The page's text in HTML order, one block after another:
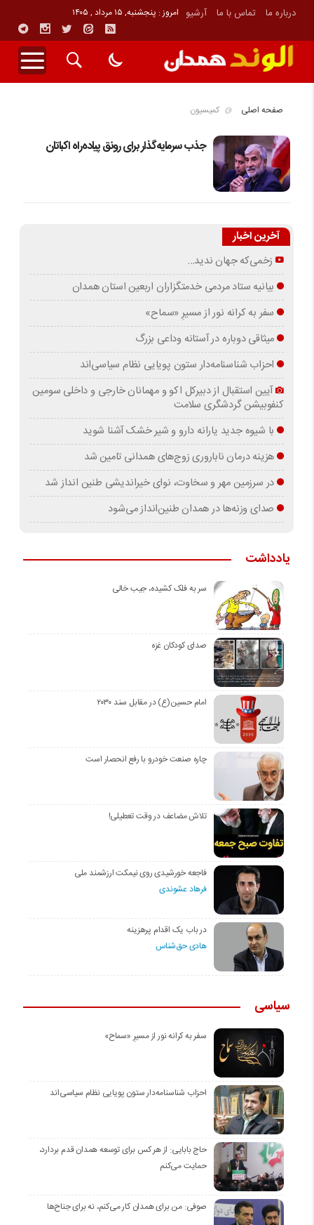
درباره ما تماس با ما آرشیو امروز : پنجشنبه, ۱۵ مرداد , ۱۴۰۵
صفحه اصلی کمیسیون
جذب سرمایه‌گذار برای رونق پیاده‌راه اکباتان
آخرین اخبار
زخمی‌که جهان ندید…
بیانیه ستاد مردمی خدمتگزاران اربعین استان همدان
سفر به کرانه‌ نور از مسیرِ «سماح»
میثاقی دوباره در آستانه‌ وداعی بزرگ
احزاب شناسنامه‌دار ستون پویایی نظام سیاسی‌اند
آیین استقبال از دبیرکل اکو و مهمانان خارجی و داخلی سومین
کنفوبیشن گردشگری سلامت
با شیوه جدید یارانه دارو و شیر خشک آشنا شوید
هزینه درمان ناباروری زوج‌های همدانی تامین شد
در سرزمین مهر و سخاوت، نوای خیراندیشی طنین انداز شد
صدای وزنه‌ها در همدان طنین‌انداز می‌شود
یادداشت
سر به فلک کشیده، جیب خالی
صدای کودکان غزه
امام حسین(ع) در مقابل سند ۲۰۳۰
چاره صنعت خودرو با رفع انحصار است
تلاش مضاعف در وقت تعطیلی!
فاجعه خورشیدی روی نیمکت ارزشمند ملی
فرهاد عشوندی
در باب یک اقدام پرهزینه
هادی حق‌شناس
سیاسی
سفر به کرانه‌ نور از مسیرِ «سماح»
احزاب شناسنامه‌دار ستون پویایی نظام سیاسی‌اند
حاج بابایی: از هر کس برای توسعه همدان قدم بردارد،
حمایت می‌کنم
صوفی: من برای همدان کار می‌کنم، نه برای جناح‌ها